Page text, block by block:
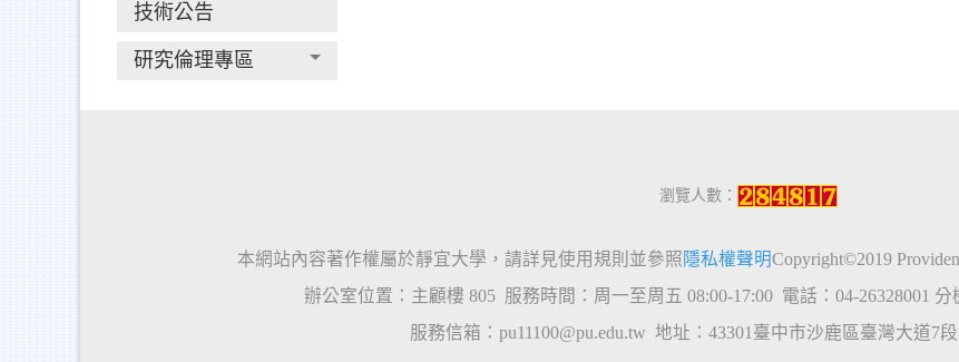
技術公告
研究倫理專區
瀏覽人數：
本網站內容著作權屬於靜宜大學，請詳見使用規則並參照隱私權聲明Copyright©2019
辦公室位置：主顧樓 805 服務時間：周一至周五 08:00-17:00 電話： 04-26328001 分
服務信箱： pu11100@pu.edu.tw 地址： 43301 臺中市沙鹿區臺灣大道7段